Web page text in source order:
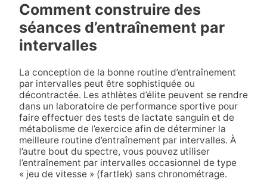
Comment construire des
séances d’entraînement par
intervalles
La conception de la bonne routine d’entraînement
par intervalles peut être sophistiquée ou
décontractée. Les athlètes d’élite peuvent se rendre
dans un laboratoire de performance sportive pour
faire effectuer des tests de lactate sanguin et de
métabolisme de l’exercice afin de déterminer la
meilleure routine d’entraînement par intervalles. À
l’autre bout du spectre, vous pouvez utiliser
l’entraînement par intervalles occasionnel de type
« jeu de vitesse » (fartlek) sans chronométrage.